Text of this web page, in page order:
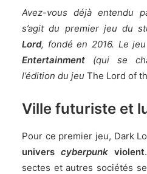
Avez-vous déjà entendu
s’agit du premier jeu du
Lord, fondé en 2016. Le
Entertainment (qui se
l’édition du jeu The Lord of
Ville futuriste et
Pour ce premier jeu, Dark
universcyberpunk violent
sectes et autres sociétés